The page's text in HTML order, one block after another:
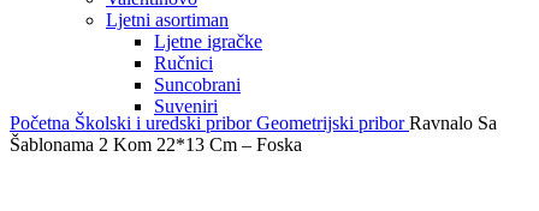
Ljetni asortiman
Ljetne igračke
Ručnici
Suncobrani
Suveniri
Početna Školski i uredski priborGeometrijski priborRavnalo Sa
Šablonama 2 Kom 22*13 Cm – Foska